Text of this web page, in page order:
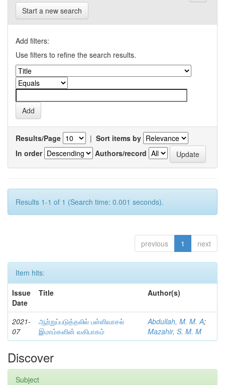
Start a new search
Add filters:
Use filters to refine the search results.
Results/Page | Sort items by
In order
Authors/record
Results 1-1 of 1 (Search time: 0.001 seconds).
previous 1 next
Item hits:
Issue
Date
Title Author(s)
2021-
07
ஆற்றுப்படுத்தலில் பள்ளிவாசல்
இமாம்களின் வகிபாகம்
Abdullah, M. M. A;
Mazahir, S. M. M
Discover
Subject